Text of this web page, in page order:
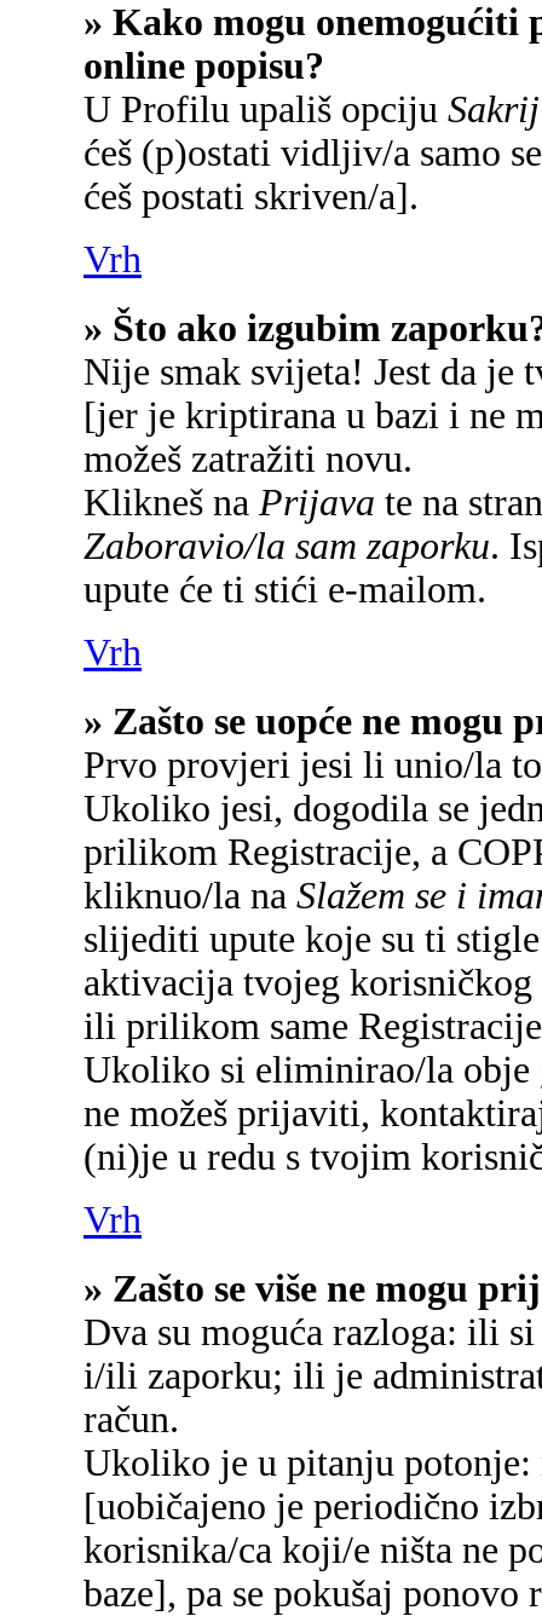
» Kako mogu onemogućiti
online popisu?
U Profilu upališ opciju
ćeš (p)ostati vidljiv/a samo
ćeš postati skriven/a].
Vrh
» Što ako izgubim
Nije smak svijeta! Jest da je
[jer je kriptirana u bazi i ne
možeš zatražiti novu.
Klikneš na Prijava te na
Zaboravio/la sam zaporku.
upute će ti stići e-mailom.
Vrh
» Zašto se uopće ne mogu
Prvo provjeri jesi li unio/la
Ukoliko jesi, dogodila se
prilikom Registracije, a
kliknuo/la na Slažem se i
slijediti upute koje su ti
aktivacija tvojeg
ili prilikom same
Ukoliko si eliminirao/la obje
ne možeš prijaviti,
(ni)je u redu s tvojim
Vrh
» Zašto se više ne mogu
Dva su moguća razloga: ili
i/ili zaporku; ili je
račun.
Ukoliko je u pitanju potonje:
[uobičajeno je periodično
korisnika/ca koji/e ništa ne
baze], pa se pokušaj ponovo